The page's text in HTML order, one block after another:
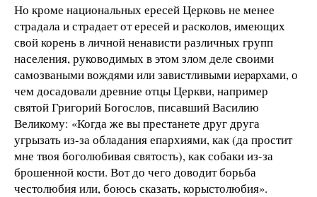
Но кроме национальных ересей Церковь не менее
страдала и страдает от ересей и расколов, имеющих
свой корень в личной ненависти различных групп
населения, руководимых в этом злом деле своими
самозваными вождями или завистливыми иepapxaми, о
чем досадовали древние отцы Церкви, например
святой Григорий Богослов, писавший Василию
Великому: «Когда же вы престанете друг друга
угрызать из-за обладания епархиями, как (да простит
мне твоя боголюбивая святость), как собаки из-за
брошенной кости. Вот до чего доводит борьба
честолюбия или, боюсь сказать, корыстолюбия».